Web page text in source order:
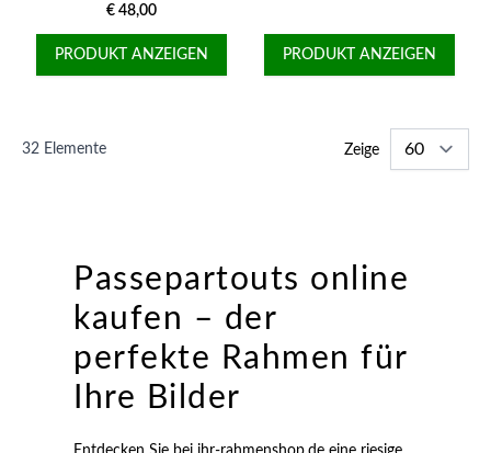
€ 48,00
PRODUKT ANZEIGEN PRODUKT ANZEIGEN
32 Elemente Zeige
Passepartouts online
kaufen – der
perfekte Rahmen für
Ihre Bilder